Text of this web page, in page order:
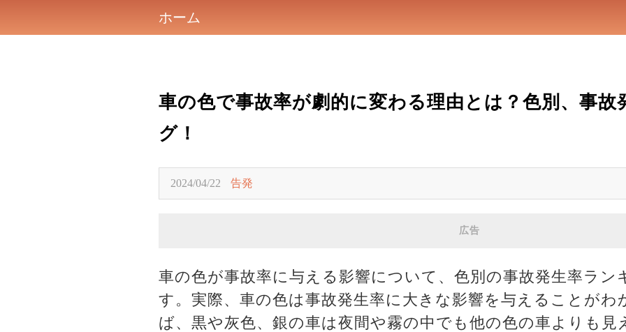
ホーム
車の色で事故率が劇的に変わる理由とは？色別、事故
グ！
2024/04/22 告発
広告
車の色が事故率に与える影響について、色別の事故発生率ラン
す。実際、車の色は事故発生率に大きな影響を与えることがわ
ば、黒や灰色、銀の車は夜間や霧の中でも他の色の車よりも見